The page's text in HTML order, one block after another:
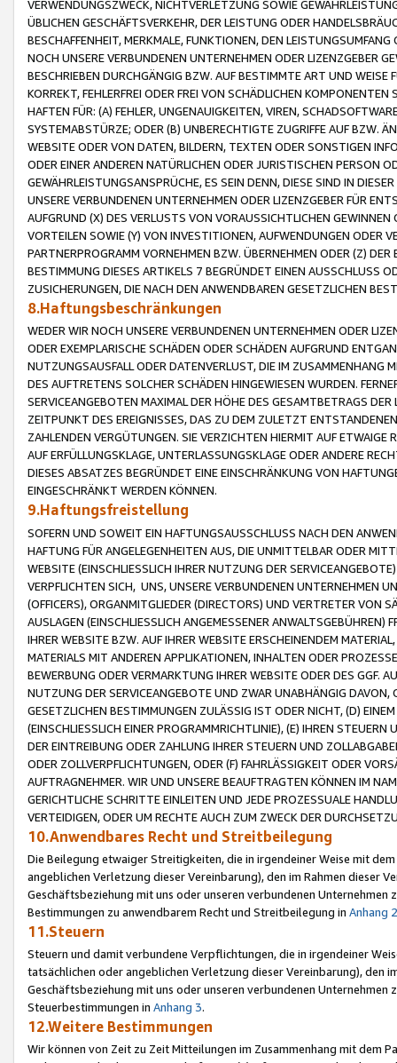
VERWENDUNGSZWECK, NICHTVERLETZUNG SOWIE
ÜBLICHEN GESCHÄFTSVERKEHR, DER LEISTUNG ODER
BESCHAFFENHEIT, MERKMALE, FUNKTIONEN, DEN
NOCH UNSERE VERBUNDENEN UNTERNEHMEN ODER LIZENZGEBER
BESCHRIEBEN DURCHGÄNGIG BZW. AUF BESTIMMTE ART UND
KORREKT, FEHLERFREI ODER FREI VON SCHÄDLICHEN
HAFTEN FÜR: (A) FEHLER, UNGENAUIGKEITEN, VIREN,
SYSTEMABSTÜRZE; ODER (B) UNBERECHTIGTE ZUGRIFFE AUF BZW.
WEBSITE ODER VON DATEN, BILDERN, TEXTEN ODER SONSTIGEN
ODER EINER ANDEREN NATÜRLICHEN ODER JURISTISCHEN PERSON
GEWÄHRLEISTUNGSANSPRÜCHE, ES SEIN DENN, DIESE SIND IN
UNSERE VERBUNDENEN UNTERNEHMEN ODER LIZENZGEBER FÜR
AUFGRUND (X) DES VERLUSTS VON VORAUSSICHTLICHEN
VORTEILEN SOWIE (Y) VON INVESTITIONEN, AUFWENDUNGEN ODER
PARTNERPROGRAMM VORNEHMEN BZW. ÜBERNEHMEN ODER (Z)
BESTIMMUNG DIESES ARTIKELS 7 BEGRÜNDET EINEN AUSSCHLUSS
ZUSICHERUNGEN, DIE NACH DEN ANWENDBAREN GESETZLICHEN
8.Haftungsbeschränkungen
WEDER WIR NOCH UNSERE VERBUNDENEN UNTERNEHMEN ODER
ODER EXEMPLARISCHE SCHÄDEN ODER SCHÄDEN AUFGRUND
NUTZUNGSAUSFALL ODER DATENVERLUST, DIE IM ZUSAMMENHANG
DES AUFTRETENS SOLCHER SCHÄDEN HINGEWIESEN WURDEN.
SERVICEANGEBOTEN MAXIMAL DER HÖHE DES GESAMTBETRAGS
ZEITPUNKT DES EREIGNISSES, DAS ZU DEM ZULETZT
ZAHLENDEN VERGÜTUNGEN. SIE VERZICHTEN HIERMIT AUF
AUF ERFÜLLUNGSKLAGE, UNTERLASSUNGSKLAGE ODER ANDERE
DIESES ABSATZES BEGRÜNDET EINE EINSCHRÄNKUNG VON
EINGESCHRÄNKT WERDEN KÖNNEN.
9.Haftungsfreistellung
SOFERN UND SOWEIT EIN HAFTUNGSAUSSCHLUSS NACH DEN
HAFTUNG FÜR ANGELEGENHEITEN AUS, DIE UNMITTELBAR ODER
WEBSITE (EINSCHLIESSLICH IHRER NUTZUNG DER
VERPFLICHTEN SICH, UNS, UNSERE VERBUNDENEN UNTERNEHMEN
(OFFICERS), ORGANMITGLIEDER (DIRECTORS) UND VERTRETER VON
AUSLAGEN (EINSCHLIESSLICH ANGEMESSENER
IHRER WEBSITE BZW. AUF IHRER WEBSITE ERSCHEINENDEM
MATERIALS MIT ANDEREN APPLIKATIONEN, INHALTEN ODER
BEWERBUNG ODER VERMARKTUNG IHRER WEBSITE ODER DES GGF.
NUTZUNG DER SERVICEANGEBOTE UND ZWAR UNABHÄNGIG
GESETZLICHEN BESTIMMUNGEN ZULÄSSIG IST ODER NICHT, (D)
(EINSCHLIESSLICH EINER PROGRAMMRICHTLINIE), (E) IHREN
DER EINTREIBUNG ODER ZAHLUNG IHRER STEUERN UND
ODER ZOLLVERPFLICHTUNGEN, ODER (F) FAHRLÄSSIGKEIT ODER
AUFTRAGNEHMER. WIR UND UNSERE BEAUFTRAGTEN KÖNNEN IM
GERICHTLICHE SCHRITTE EINLEITEN UND JEDE PROZESSUALE
VERTEIDIGEN, ODER UM RECHTE AUCH ZUM ZWECK DER
10.Anwendbares Recht und Streitbeilegung
Die Beilegung etwaiger Streitigkeiten, die in irgendeiner Weise mit
angeblichen Verletzung dieser Vereinbarung), den im Rahmen dieser
Geschäftsbeziehung mit uns oder unseren verbundenen
Bestimmungen zu anwendbarem Recht und Streitbeilegung in Anhang 2
11.Steuern
Steuern und damit verbundene Verpflichtungen, die in irgendeiner
tatsächlichen oder angeblichen Verletzung dieser Vereinbarung), den
Geschäftsbeziehung mit uns oder unseren verbundenen
Steuerbestimmungen in Anhang 3.
12.Weitere Bestimmungen
Wir können von Zeit zu Zeit Mitteilungen im Zusammenhang mit dem